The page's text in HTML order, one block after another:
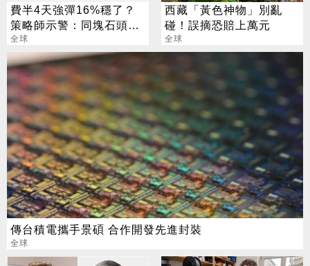
費半4天強彈16%穩了？
策略師示警：同塊石頭不
會絆2次
全球
西藏「黃色神物」別亂
碰！誤摘恐賠上萬元
全球
傳台積電攜手景碩 合作開發先進封裝
全球